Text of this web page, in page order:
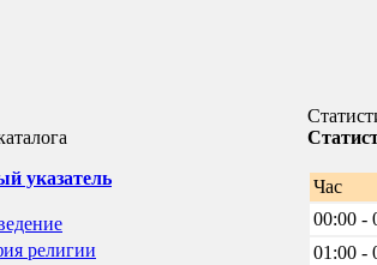
указатель
религии
Час
00:00 -
01:00 -